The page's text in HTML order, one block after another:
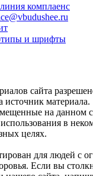
комплаенс
и шрифты
сайта
материала.
на данном
в
целях.
для людей с
Если вы